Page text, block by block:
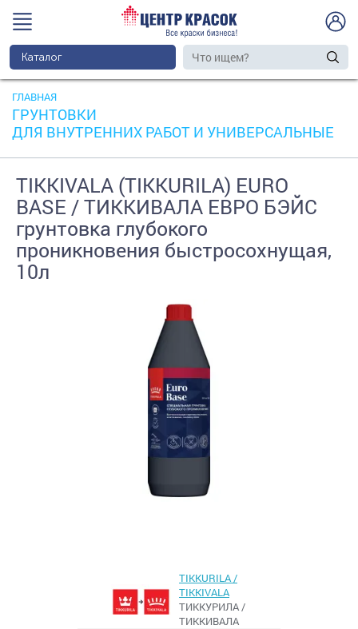
Каталог
ГЛАВНАЯ
ГРУНТОВКИ
ДЛЯ ВНУТРЕННИХ РАБОТ И УНИВЕРСАЛЬНЫЕ
TIKKIVALA (TIKKURILA) EURO
BASE / ТИККИВАЛА ЕВРО БЭЙС
грунтовка глубокого
проникновения быстросохнущая,
10л
TIKKURILA /
TIKKIVALA
ТИККУРИЛА /
ТИККИВАЛА